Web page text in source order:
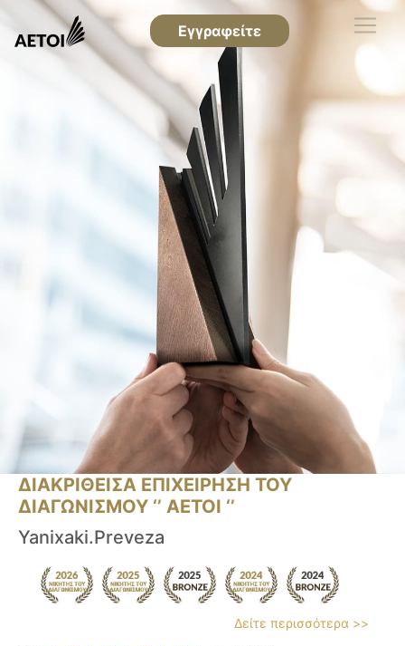
Εγγραφείτε
ΔΙΑΚΡΙΘΕΙΣΑ ΕΠΙΧΕΙΡΗΣΗ ΤΟΥ
ΔΙΑΓΩΝΙΣΜΟΥ ‘’ ΑΕΤΟΙ ‘’
Yanixaki.Preveza
Δείτε περισσότερα >>